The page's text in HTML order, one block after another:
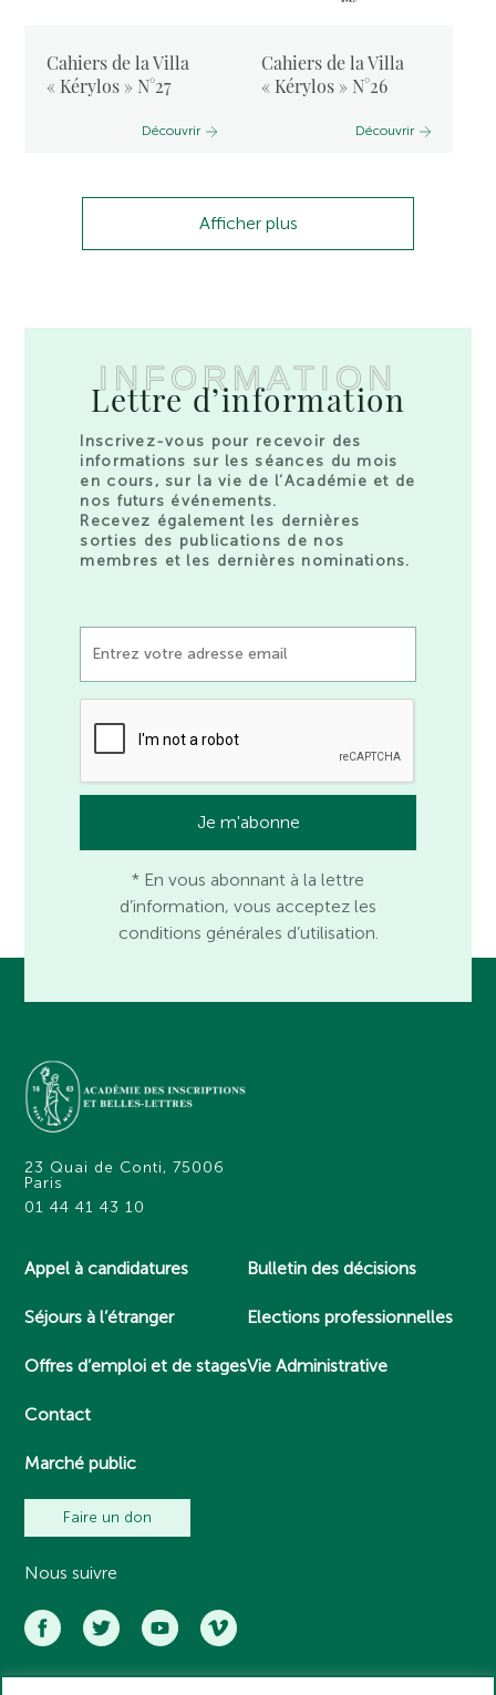
Cahiers de la Villa
« Kérylos » N°27
Découvrir
Cahiers de la Villa
« Kérylos » N°26
Découvrir
Afficher plus
INFORMATION
Lettre d’information
Inscrivez-vous pour recevoir des
informations sur les séances du mois
en cours, sur la vie de l’Académie et de
nos futurs événements.
Recevez également les dernières
sorties des publications de nos
membres et les dernières nominations.
* En vous abonnant à la lettre
d’information, vous acceptez les
conditions générales d’utilisation.
23 Quai de Conti, 75006
Paris
01 44 41 43 10
Appel à candidatures
Séjours à l’étranger
Offres d’emploi et de stages
Contact
Marché public
Bulletin des décisions
Elections professionnelles
Vie Administrative
Faire un don
Nous suivre